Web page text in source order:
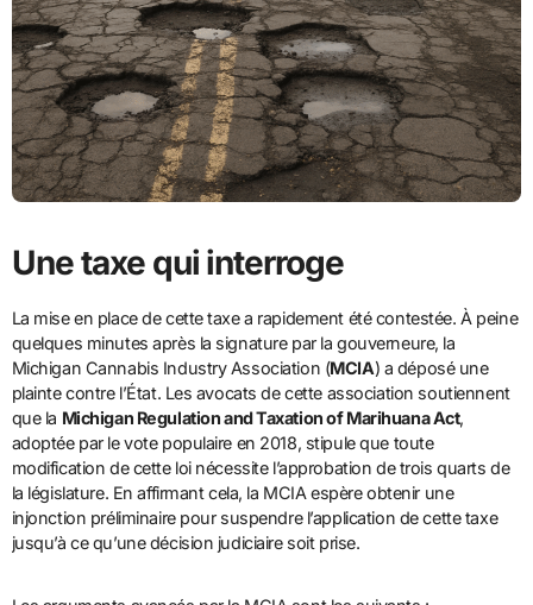
Une taxe qui interroge
La mise en place de cette taxe a rapidement été contestée. À peine
quelques minutes après la signature par la gouverneure, la
Michigan Cannabis Industry Association (MCIA) a déposé une
plainte contre l’État. Les avocats de cette association soutiennent
que la Michigan Regulation and Taxation of Marihuana Act,
adoptée par le vote populaire en 2018, stipule que toute
modification de cette loi nécessite l’approbation de trois quarts de
la législature. En affirmant cela, la MCIA espère obtenir une
injonction préliminaire pour suspendre l’application de cette taxe
jusqu’à ce qu’une décision judiciaire soit prise.